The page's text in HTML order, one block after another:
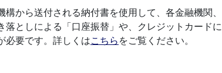
構から送付される納付書を使用して、各金融機関
落としによる「口座振替」や、クレジットカード
必要です。詳しくはこちら をご覧ください。